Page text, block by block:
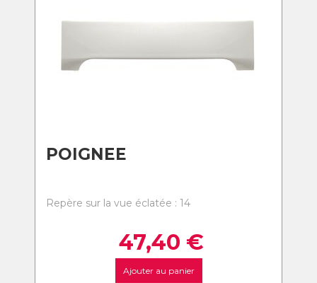
POIGNEE
Repère sur la vue éclatée : 14
47,40 €
Ajouter au panier